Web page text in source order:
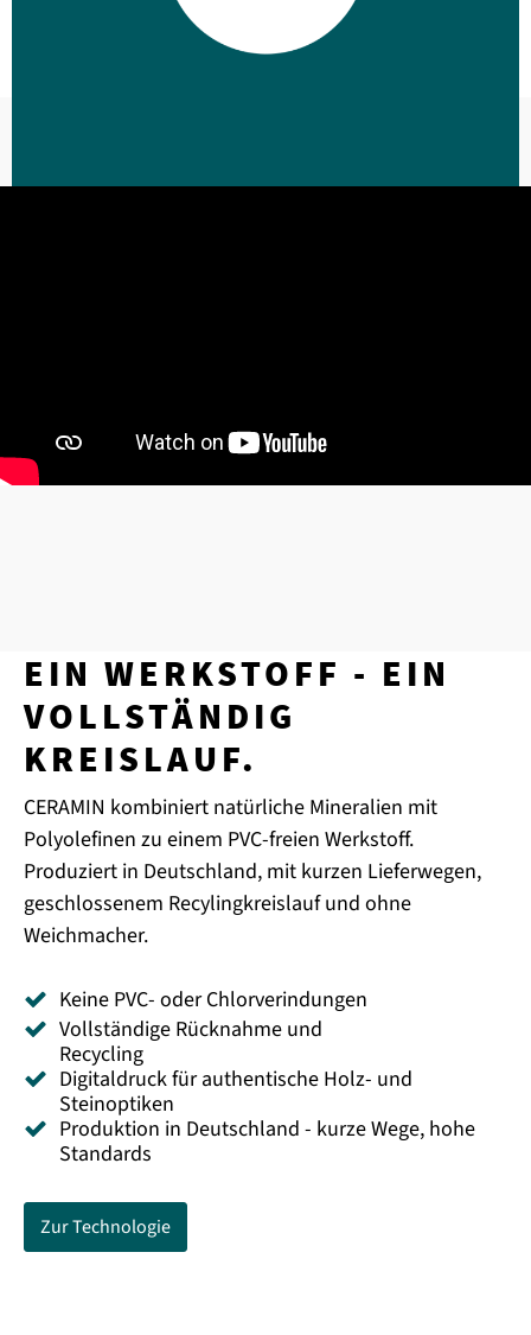
EIN WERKSTOFF - EIN
VOLLSTÄNDIG
KREISLAUF.
CERAMIN kombiniert natürliche Mineralien mit
Polyolefinen zu einem PVC-freien Werkstoff.
Produziert in Deutschland, mit kurzen Lieferwegen,
geschlossenem Recylingkreislauf und ohne
Weichmacher.
Keine PVC- oder Chlorverindungen
Vollständige Rücknahme und
Recycling
Digitaldruck für authentische Holz- und
Steinoptiken
Produktion in Deutschland - kurze Wege, hohe
Standards
Zur Technologie